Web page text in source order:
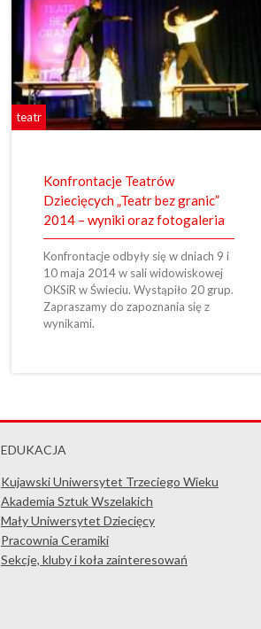
teatr
Konfrontacje Teatrów
Dziecięcych „Teatr bez granic”
2014 – wyniki oraz fotogaleria
Konfrontacje odbyły się w dniach 9 i
10 maja 2014 w sali widowiskowej
OKSiR w Świeciu. Wystąpiło 20 grup.
Zapraszamy do zapoznania się z
wynikami.
EDUKACJA
Kujawski Uniwersytet Trzeciego Wieku
Akademia Sztuk Wszelakich
Mały Uniwersytet Dziecięcy
Pracownia Ceramiki
Sekcje, kluby i koła zainteresowań